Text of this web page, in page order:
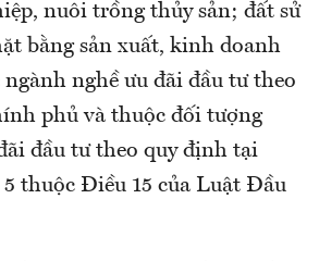
nuôi trồng thủy sản; đất sử
bằng sản xuất, kinh doanh
nghề ưu đãi đầu tư theo
phủ và thuộc đối tượng
đầu tư theo quy định tại
thuộc Điều 15 của Luật Đầu